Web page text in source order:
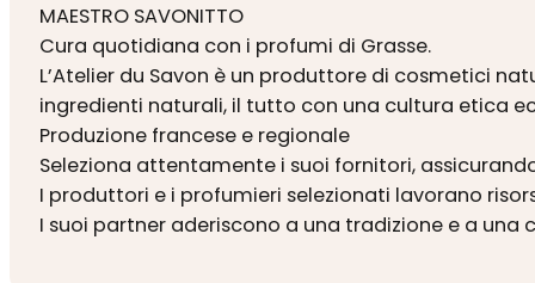
MAESTRO SAVONITTO
Cura quotidiana con i profumi di Grasse.
L’Atelier du Savon è un produttore di cosmetici
ingredienti naturali, il tutto con una cultura etica
Produzione francese e regionale
Seleziona attentamente i suoi fornitori,
I produttori e i profumieri selezionati lavorano
I suoi partner aderiscono a una tradizione e a